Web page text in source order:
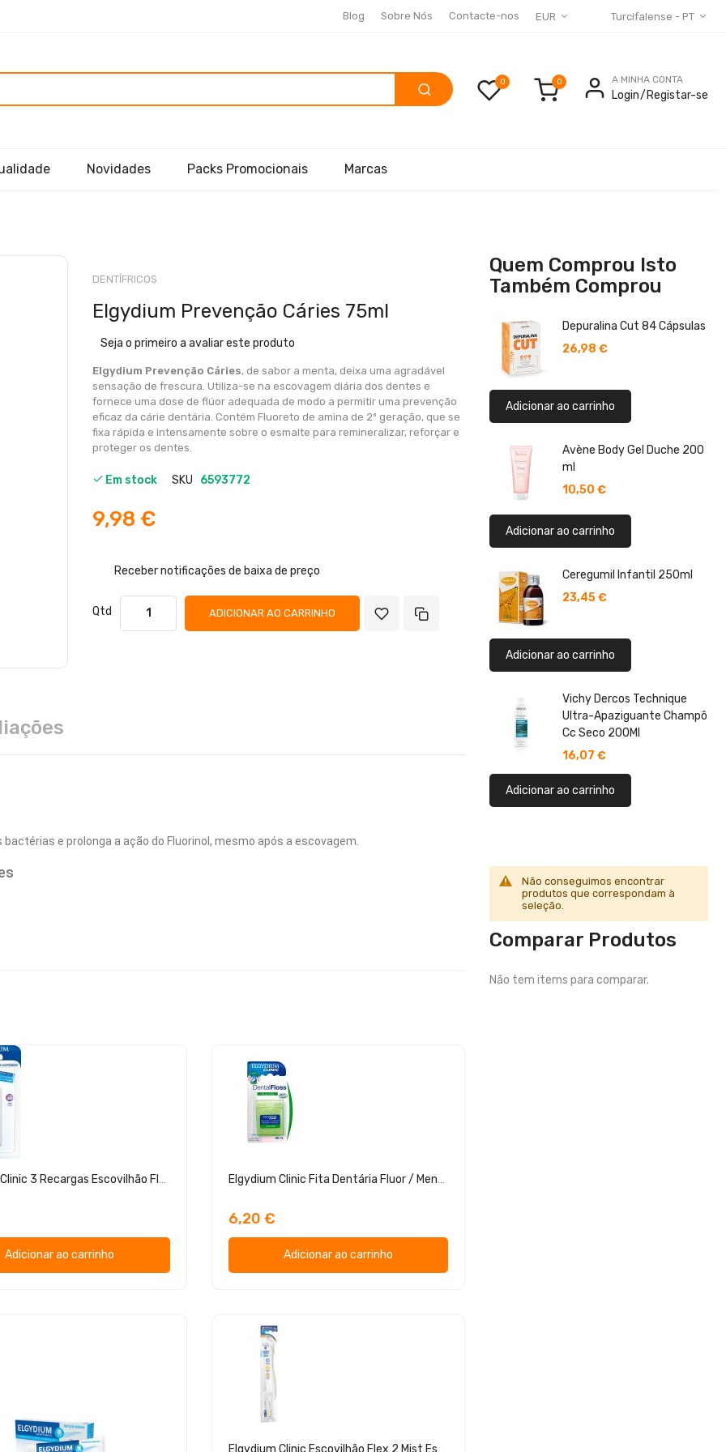
EUR Turcifalense - PT
Blog Sobre Nós Contacte-nos
0 A MINHA CONTA
Login Registar-se
Novidades Packs Promocionais Marcas
DENTÍFRICOS
Elgydium Prevenção Cáries 75ml
Seja o primeiro a avaliar este produto
Elgydium Prevenção Cáries, de sabor a menta, deixa uma agradável
sensação de frescura. Utiliza-se na escovagem diária dos dentes e
fornece uma dose de flúor adequada de modo a permitir uma prevenção
eficaz da cárie dentária. Contém Fluoreto de amina de 2º geração, que se
fixa rápida e intensamente sobre o esmalte para remineralizar, reforçar e
proteger os dentes.
Em stock SKU 6593772
9,98 €
Receber notificações de baixa de preço
Qtd ADICIONAR AO CARRINHO
Saltar
Galeria
imagens
e prolonga a ação do Fluorinol, mesmo após a escovagem.
Elgydium Clinic 3 Recargas Escovilhão Flex Violeta
Adicionar ao carrinho
Elgydium Clinic Fita Dentária Fluor / Menta
6,20 €
Adicionar ao carrinho
Elgydium Clinic Escovilhão Flex 2 Mist Estreito PB2
Quem Comprou Isto
Também Comprou
Depuralina Cut 84 Cápsulas
26,98 €
Adicionar ao carrinho
Avène Body Gel Duche 200
ml
10,50 €
Adicionar ao carrinho
Ceregumil Infantil 250ml
23,45 €
Adicionar ao carrinho
Vichy Dercos Technique
Ultra-Apaziguante Champô
Cc Seco 200Ml
16,07 €
Adicionar ao carrinho
Não conseguimos encontrar
produtos que correspondam à
seleção.
Comparar Produtos
Não tem items para comparar.